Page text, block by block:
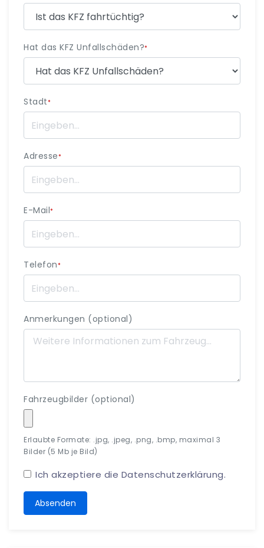
Hat das KFZ Unfallschäden?*
Stadt*
Adresse*
E-Mail*
Telefon*
Anmerkungen (optional)
Fahrzeugbilder (optional)
Erlaubte Formate: .jpg, .jpeg, .png, .bmp, maximal 3
Bilder (5 Mb je Bild)
Ich akzeptiere die Datenschutzerklärung.
Absenden